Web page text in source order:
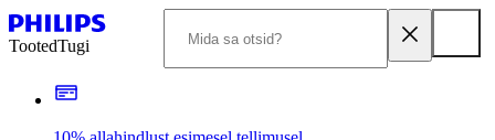
TootedTugi